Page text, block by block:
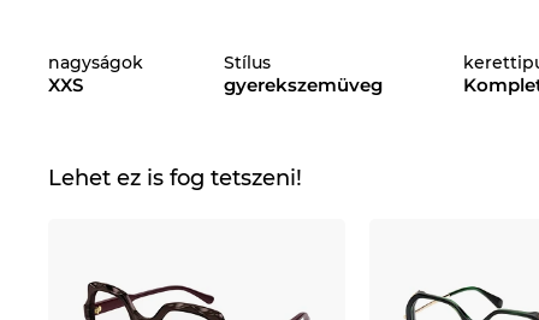
kidolgozásával győz meg, stílusa kihangsúlyozza a
CC0026O-t.
nagyságok
XXS
Stílus
gyerekszemüveg
Lehet ez is fog tetszeni!